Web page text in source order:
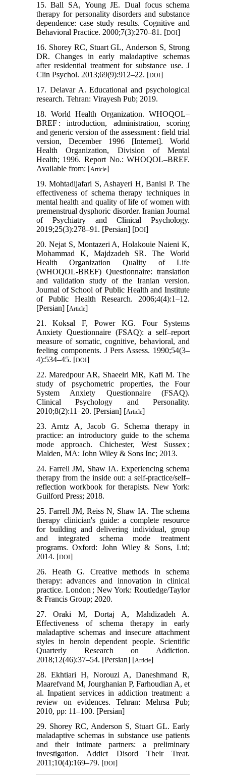
15. Ball SA, Young JE. Dual focus schema
therapy for personality disorders and substance
dependence: case study results. Cognitive and
Behavioral Practice. 2000;7(3):270–81. [DOI]
16. Shorey RC, Stuart GL, Anderson S, Strong
DR. Changes in early maladaptive schemas
after residential treatment for substance use. J
Clin Psychol. 2013;69(9):912–22. [DOI]
17. Delavar A. Educational and psychological
research. Tehran: Virayesh Pub; 2019.
18. World Health Organization. WHOQOL–
BREF : introduction, administration, scoring
and generic version of the assessment : field trial
version, December 1996 [Internet]. World
Health Organization, Division of Mental
Health; 1996. Report No.: WHOQOL–BREF.
Available from: [Article]
19. Mohtadijafari S, Ashayeri H, Banisi P. The
effectiveness of schema therapy techniques in
mental health and quality of life of women with
premenstrual dysphoric disorder. Iranian Journal
of Psychiatry and Clinical Psychology.
2019;25(3):278–91. [Persian] [DOI]
20. Nejat S, Montazeri A, Holakouie Naieni K,
Mohammad K, Majdzadeh SR. The World
Health Organization Quality of Life
(WHOQOL-BREF) Questionnaire: translation
and validation study of the Iranian version.
Journal of School of Public Health and Institute
of Public Health Research. 2006;4(4):1–12.
[Persian] [Article]
21. Koksal F, Power KG. Four Systems
Anxiety Questionnaire (FSAQ): a self–report
measure of somatic, cognitive, behavioral, and
feeling components. J Pers Assess. 1990;54(3–
4):534–45. [DOI]
22. Maredpour AR, Shaeeiri MR, Kafi M. The
study of psychometric properties, the Four
System Anxiety Questionnaire (FSAQ).
Clinical Psychology and Personality.
2010;8(2):11–20. [Persian] [Article]
23. Arntz A, Jacob G. Schema therapy in
practice: an introductory guide to the schema
mode approach. Chichester, West Sussex ;
Malden, MA: John Wiley & Sons Inc; 2013.
24. Farrell JM, Shaw IA. Experiencing schema
therapy from the inside out: a self-practice/self–
reflection workbook for therapists. New York:
Guilford Press; 2018.
25. Farrell JM, Reiss N, Shaw IA. The schema
therapy clinician's guide: a complete resource
for building and delivering individual, group
and integrated schema mode treatment
programs. Oxford: John Wiley & Sons, Ltd;
2014. [DOI]
26. Heath G. Creative methods in schema
therapy: advances and innovation in clinical
practice. London ; New York: Routledge/Taylor
& Francis Group; 2020.
27. Oraki M, Dortaj A, Mahdizadeh A.
Effectiveness of schema therapy in early
maladaptive schemas and insecure attachment
styles in heroin dependent people. Scientific
Quarterly Research on Addiction.
2018;12(46):37–54. [Persian] [Article]
28. Ekhtiari H, Norouzi A, Daneshmand R,
Maarefvand M, Jourghanian P, Farhoudian A, et
al. Inpatient services in addiction treatment: a
review on evidences. Tehran: Mehrsa Pub;
2010, pp: 11–100. [Persian]
29. Shorey RC, Anderson S, Stuart GL. Early
maladaptive schemas in substance use patients
and their intimate partners: a preliminary
investigation. Addict Disord Their Treat.
2011;10(4):169–79. [DOI]